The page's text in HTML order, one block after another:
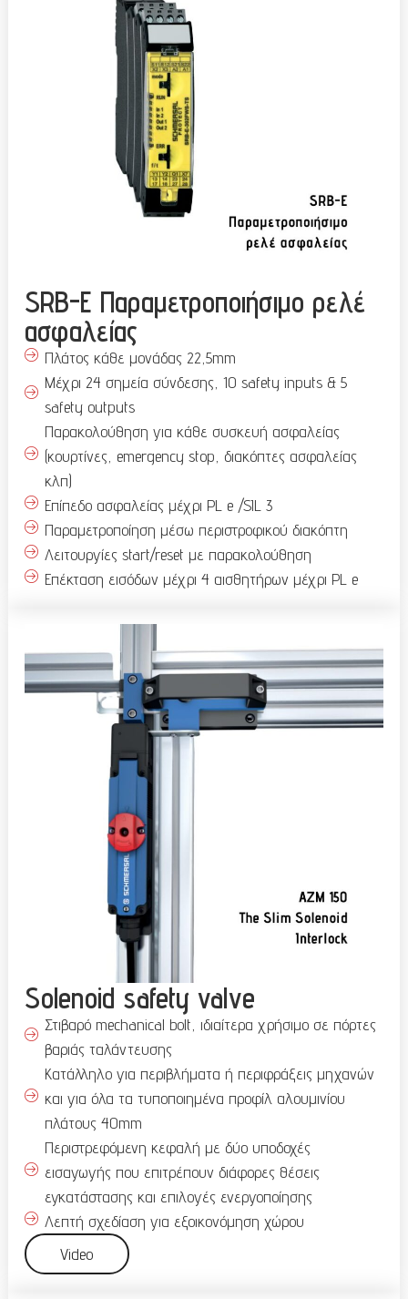
SRB-E Παραμετροποιήσιμο ρελέ
ασφαλείας
Πλάτος κάθε μονάδας 22,5mm
Μέχρι 24 σημεία σύνδεσης, 10 safety inputs & 5
safety outputs
Παρακολούθηση για κάθε συσκευή ασφαλείας
(κουρτίνες, emergency stop, διακόπτες ασφαλείας
κλπ)
Επίπεδο ασφαλείας μέχρι PL e /SIL 3
Παραμετροποίηση μέσω περιστροφικού διακόπτη
Λειτουργίες start/reset με παρακολούθηση
Επέκταση εισόδων μέχρι 4 αισθητήρων μέχρι PL e
Solenoid safety valve
Στιβαρό mechanical bolt, ιδιαίτερα χρήσιμο σε πόρτες
βαριάς ταλάντευσης
Κατάλληλο για περιβλήματα ή περιφράξεις μηχανών
και για όλα τα τυποποιημένα προφίλ αλουμινίου
πλάτους 40mm
Περιστρεφόμενη κεφαλή με δύο υποδοχές
εισαγωγής που επιτρέπουν διάφορες θέσεις
εγκατάστασης και επιλογές ενεργοποίησης
Λεπτή σχεδίαση για εξοικονόμηση χώρου
Video